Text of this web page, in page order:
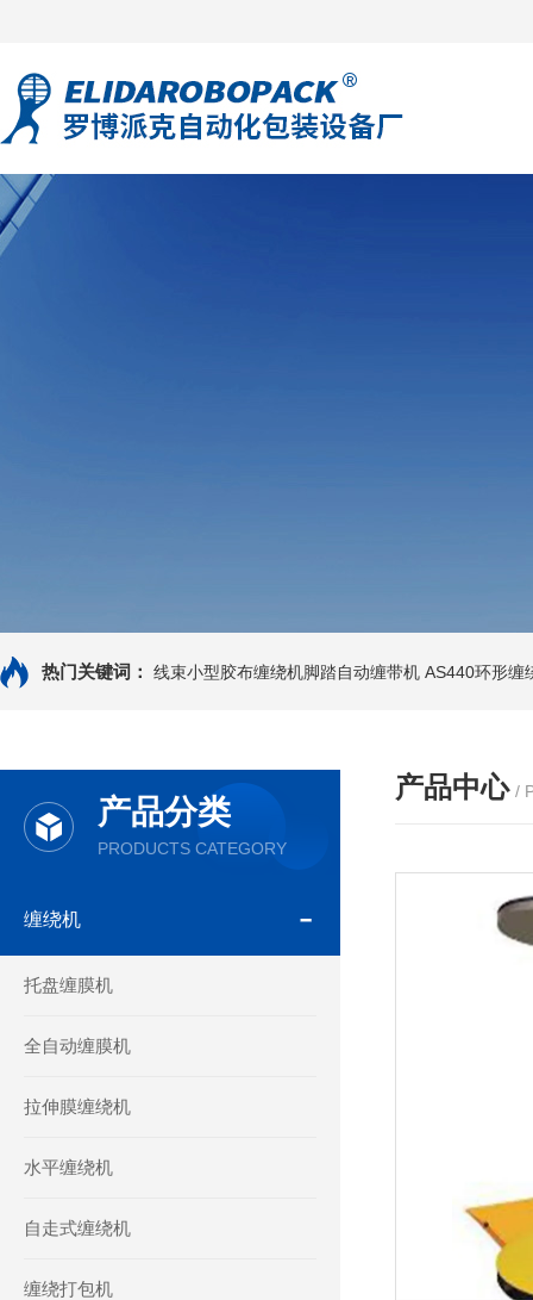
热门关键词： 线束小型胶布缠绕机脚踏自动缠带机 AS440环形缠
产品分类
PRODUCTS CATEGORY
缠绕机
托盘缠膜机
全自动缠膜机
拉伸膜缠绕机
水平缠绕机
自走式缠绕机
缠绕打包机
产品中心 /